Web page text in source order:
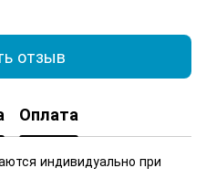
отзыв
Оплата
индивидуально при